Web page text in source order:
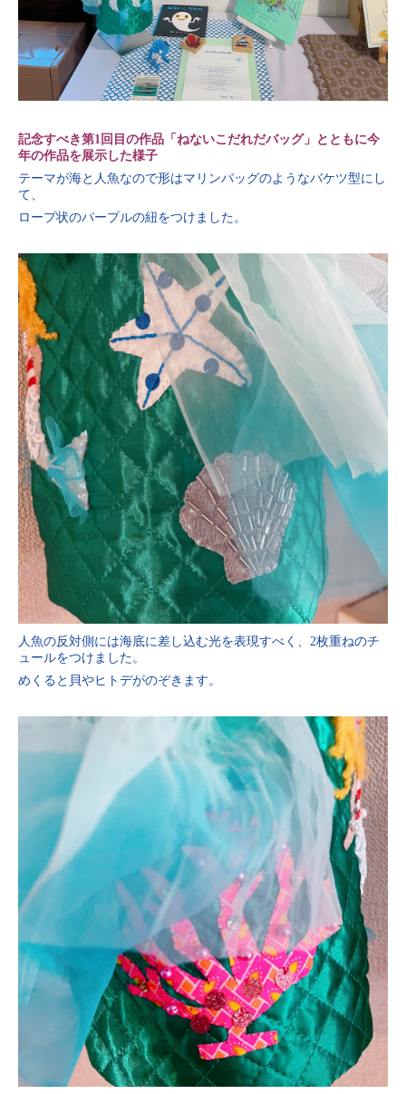
記念すべき第1回目の作品「ねないこだれだバッグ」とともに今
年の作品を展示した様子
テーマが海と人魚なので形はマリンバッグのようなバケツ型にし
て、
ロープ状のパープルの紐をつけました。
人魚の反対側には海底に差し込む光を表現すべく、2枚重ねのチ
ュールをつけました。
めくると貝やヒトデがのぞきます。